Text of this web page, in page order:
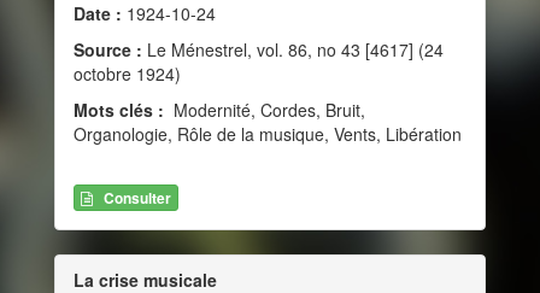
Date : 1924-10-24
Source : Le Ménestrel, vol. 86, no 43 [4617] (24
octobre 1924)
Mots clés : Modernité, Cordes, Bruit,
Organologie, Rôle de la musique, Vents, Libération
Consulter
La crise musicale